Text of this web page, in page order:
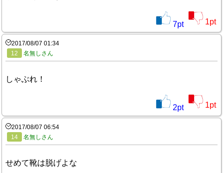
7pt 1pt
2017/08/07 01:34
12
名無しさん
しゃぶれ！
2pt 1pt
2017/08/07 06:54
14
名無しさん
せめて靴は脱げよな